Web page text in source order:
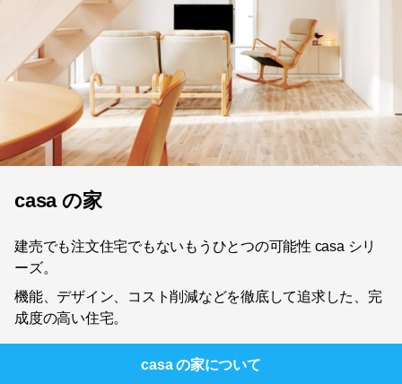
casa の家
建売でも注文住宅でもないもうひとつの可能性 casa シリ
ーズ。
機能、デザイン、コスト削減などを徹底して追求した、完
成度の高い住宅。
casa の家について